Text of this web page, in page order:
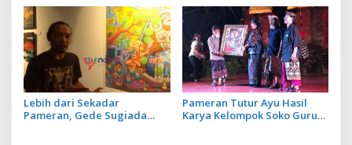
Lebih dari Sekadar
Pameran, Gede Sugiada
Pameran Tutur Ayu Hasil
Karya Kelompok Soko Guru